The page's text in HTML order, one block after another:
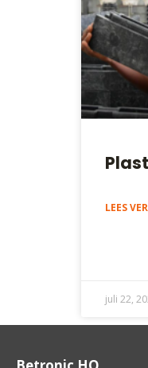
LEES
juli 22,